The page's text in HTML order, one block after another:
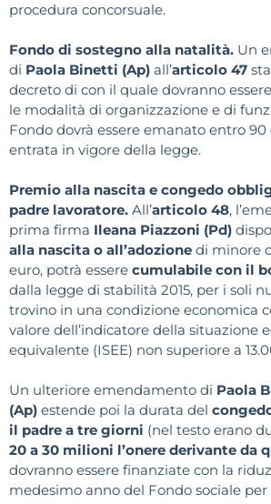
procedura concorsuale.
Fondo di sostegno alla natalità. Un
di Paola Binetti (Ap) all’articolo 47
decreto di con il quale dovranno
le modalità di organizzazione e di
Fondo dovrà essere emanato entro
entrata in vigore della legge.
Premio alla nascita e congedo
padre lavoratore. All’articolo 48,
prima firma Ileana Piazzoni (Pd)
alla nascita o all’adozione di minore
euro, potrà essere cumulabile con il
dalla legge di stabilità 2015, per i soli
trovino in una condizione economica
valore dell’indicatore della situazione
equivalente (ISEE) non superiore a
Un ulteriore emendamento di Paola
(Ap) estende poi la durata del
il padre a tre giorni (nel testo erano
20 a 30 milioni l’onere derivante da
dovranno essere finanziate con la
medesimo anno del Fondo sociale